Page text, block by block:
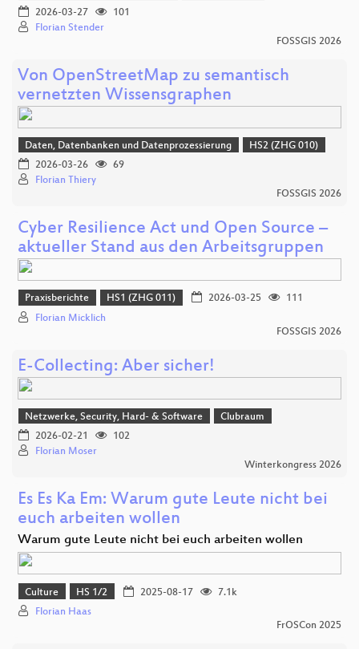
2026-03-27
101
Florian Stender
FOSSGIS 2026
Von OpenStreetMap zu semantisch
vernetzten Wissensgraphen
Daten, Datenbanken und Datenprozessierung
HS2 (ZHG 010)
2026-03-26
69
Florian Thiery
FOSSGIS 2026
Cyber Resilience Act und Open Source –
aktueller Stand aus den Arbeitsgruppen
Praxisberichte HS1 (ZHG 011) 2026-03-25
111
Florian Micklich
FOSSGIS 2026
E-Collecting: Aber sicher!
Netzwerke, Security, Hard- & Software
Clubraum
2026-02-21
102
Florian Moser
Winterkongress 2026
Es Es Ka Em: Warum gute Leute nicht bei
euch arbeiten wollen
Warum gute Leute nicht bei euch arbeiten wollen
Culture HS 1/2 2025-08-17
7.1k
Florian Haas
FrOSCon 2025